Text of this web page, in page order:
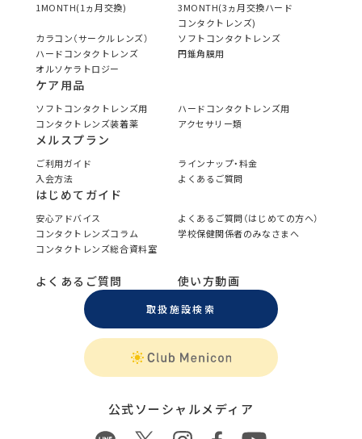
1MONTH(1ヵ月交換)
3MONTH(3ヵ月交換ハード
コンタクトレンズ)
カラコン（サークルレンズ）
ソフトコンタクトレンズ
ハードコンタクトレンズ
円錐角膜用
オルソケラトロジー
ケア用品
ソフトコンタクトレンズ用
ハードコンタクトレンズ用
コンタクトレンズ装着薬
アクセサリー類
メルスプラン
ご利用ガイド
ラインナップ・料金
入会方法
よくあるご質問
はじめてガイド
安心アドバイス
よくあるご質問（はじめての方へ）
コンタクトレンズコラム
学校保健関係者のみなさまへ
コンタクトレンズ総合資料室
よくあるご質問 使い方動画
取扱施設検索
公式ソーシャルメディア